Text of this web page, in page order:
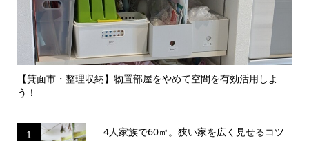
【箕面市・整理収納】物置部屋をやめて空間を有効活用しよ
う！
1 4人家族で60㎡。狭い家を広く見せるコツ